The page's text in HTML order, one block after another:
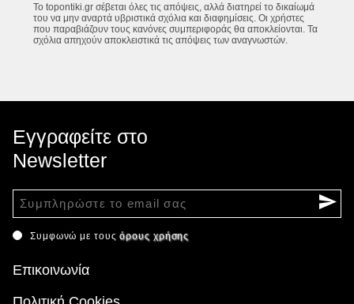
Το topontiki.gr σέβεται όλες τις απόψεις, αλλά διατηρεί το δικαίωμά
του να μην αναρτά υβριστικά σχόλια και διαφημίσεις. Οι χρήστες
που παραβιάζουν τους κανόνες συμπεριφοράς θα αποκλείονται. Τα
σχόλια απηχούν αποκλειστικά τις απόψεις των αναγνωστών.
Εγγραφείτε στο
Newsletter
Συμφωνώ με τουςόρους χρήσης
Επικοινωνία